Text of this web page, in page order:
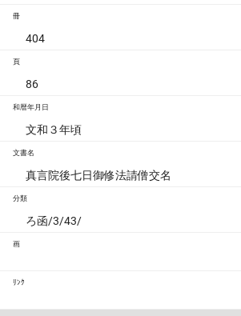
冊
404
頁
86
和暦年月日
文和３年頃
文書名
真言院後七日御修法請僧交名
分類
ろ函/3/43/
画
ﾘﾝｸ